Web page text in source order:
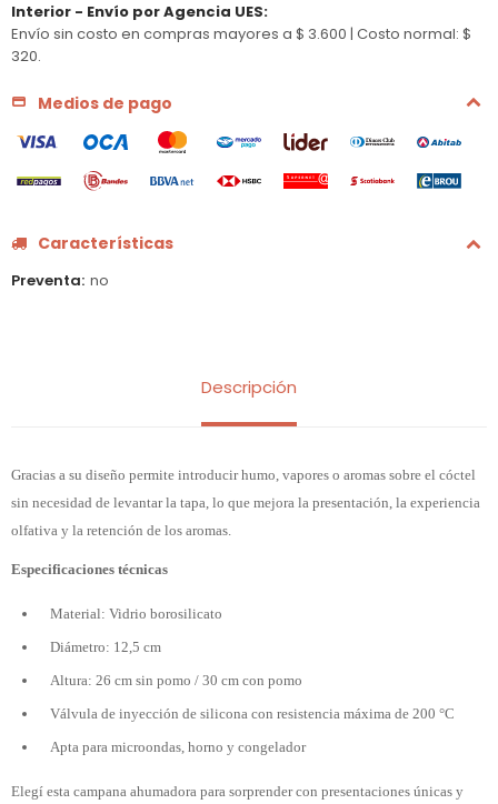
Interior - Envío por Agencia UES:
Envío sin costo en compras mayores a $ 3.600 | Costo normal: $
320.
Medios de pago
Características
Preventa no
Descripción
Gracias a su diseño permite introducir humo, vapores o aromas sobre el cóctel
sin necesidad de levantar la tapa, lo que mejora la presentación, la experiencia
olfativa y la retención de los aromas.
Especificaciones técnicas
Material: Vidrio borosilicato
Diámetro: 12,5 cm
Altura: 26 cm sin pomo / 30 cm con pomo
Válvula de inyección de silicona con resistencia máxima de 200 °C
Apta para microondas, horno y congelador
Elegí esta campana ahumadora para sorprender con presentaciones únicas y